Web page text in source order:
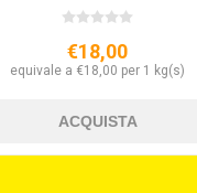
€18,00
equivale a €18,00 per 1 kg(s)